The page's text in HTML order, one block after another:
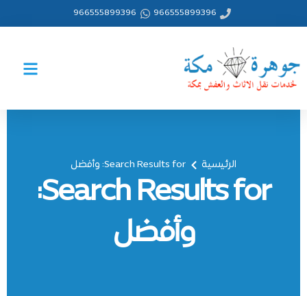
966555899396
966555899396
الرئيسية Search Results for: وأفضل
Search Results for:
وأفضل